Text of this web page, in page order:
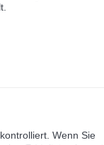
Wenn Sie